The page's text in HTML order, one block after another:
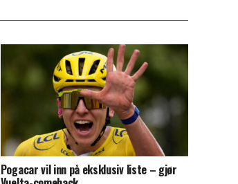
Pogacar vil inn på eksklusiv liste – gjør